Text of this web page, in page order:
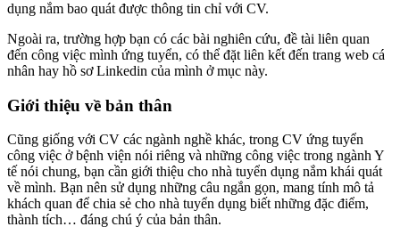
dụng nắm bao quát được thông tin chỉ với CV.
Ngoài ra, trường hợp bạn có các bài nghiên cứu, đề tài liên quan
đến công việc mình ứng tuyển, có thể đặt liên kết đến trang web cá
nhân hay hồ sơ Linkedin của mình ở mục này.
Giới thiệu về bản thân
Cũng giống với CV các ngành nghề khác, trong CV ứng tuyển
công việc ở bệnh viện nói riêng và những công việc trong ngành Y
tế nói chung, bạn cần giới thiệu cho nhà tuyển dụng nắm khái quát
về mình. Bạn nên sử dụng những câu ngắn gọn, mang tính mô tả
khách quan để chia sẻ cho nhà tuyển dụng biết những đặc điểm,
thành tích… đáng chú ý của bản thân.